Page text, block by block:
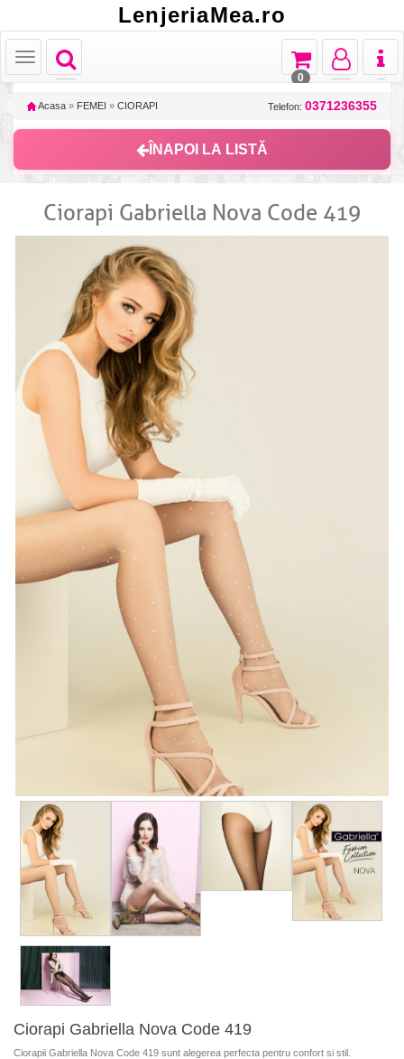
LenjeriaMea.ro
Toggle
navigation
Toggle
Toggle
navigation
Toggle
navigation
Toggle
navigation
0
Acasa » FEMEI » CIORAPI Telefon: 0371236355
ÎNAPOI LA LISTĂ
Ciorapi Gabriella Nova Code 419
Ciorapi Gabriella Nova Code 419
Ciorapii Gabriella Nova Code 419 sunt alegerea perfecta pentru confort si stil.